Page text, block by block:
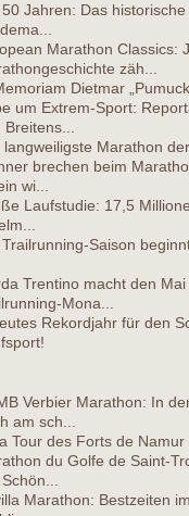
50 Jahren: Das
Marathon Classics:
zäh...
Dietmar
um Extrem-Sport:
Breitens...
langweiligste Marathon
brechen beim
wi...
Laufstudie: 17,5
Trailrunning-Saison
Trentino macht den
Mona...
Rekordjahr für den
Verbier Marathon: In
am sch...
Tour des Forts de Namur
du Golfe de Saint-
Marathon: Bestzeiten